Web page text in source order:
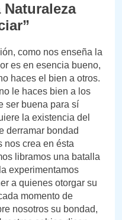
como nos enseña la
es en esencia bueno,
haces el bien a otros.
le haces bien a los
ser buena para sí
la existencia del
derramar bondad
nos crea en ésta
libramos una batalla
experimentamos
a quienes otorgar su
momento de
nosotros su bondad,